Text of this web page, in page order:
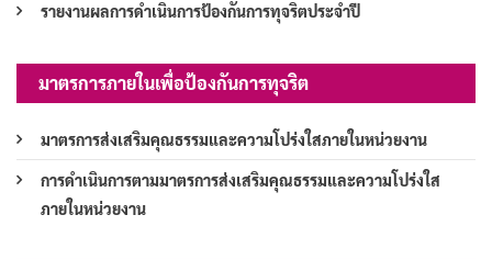
รายงานผลการดำเนินการป้องกันการทุจริตประจำปี
มาตรการภายในเพื่อป้องกันการทุจริต
มาตรการส่งเสริมคุณธรรมและความโปร่งใสภายในหน่วยงาน
การดำเนินการตามมาตรการส่งเสริมคุณธรรมและความโปร่งใส
ภายในหน่วยงาน